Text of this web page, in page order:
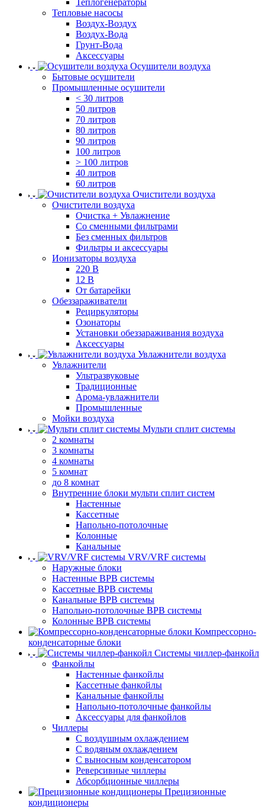
Теплогенераторы
Тепловые насосы
Воздух-Воздух
Воздух-Вода
Грунт-Вода
Аксессуары
Осушители воздуха
Бытовые осушители
Промышленные осушители
< 30 литров
50 литров
70 литров
80 литров
90 литров
100 литров
> 100 литров
40 литров
60 литров
Очистители воздуха
Очистители воздуха
Очистка + Увлажнение
Cо сменными фильтрами
Без сменных фильтров
Фильтры и аксессуары
Ионизаторы воздуха
220 В
12 В
От батарейки
Обеззараживатели
Рециркуляторы
Озонаторы
Установки обеззараживания воздуха
Аксессуары
Увлажнители воздуха
Увлажнители
Ультразвуковые
Традиционные
Арома-увлажнители
Промышленные
Мойки воздуха
Мульти сплит системы
2 комнаты
3 комнаты
4 комнаты
5 комнат
до 8 комнат
Внутренние блоки мульти сплит систем
Настенные
Кассетные
Напольно-потолочные
Колонные
Канальные
VRV/VRF системы
Наружные блоки
Настенные ВРВ системы
Кассетные ВРВ системы
Канальные ВРВ системы
Напольно-потолочные ВРВ системы
Колонные ВРВ системы
Компрессорно-
конденсаторные блоки
Системы чиллер-фанкойл
Фанкойлы
Настенные фанкойлы
Кассетные фанкойлы
Канальные фанкойлы
Напольно-потолочные фанкойлы
Аксессуары для фанкойлов
Чиллеры
С воздушным охлаждением
С водяным охлаждением
С выносным конденсатором
Реверсивные чиллеры
Абсорбционные чиллеры
Прецизионные
кондиционеры